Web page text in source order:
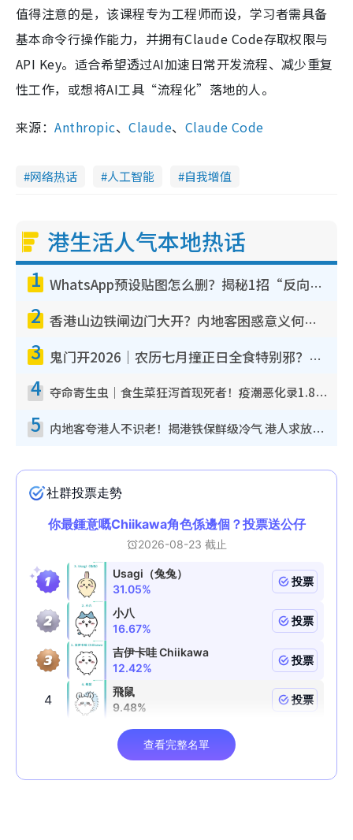
值得注意的是，该课程专为工程师而设，学习者需具备
基本命令行操作能力，并拥有Claude Code存取权限与
API Key。适合希望透过AI加速日常开发流程、减少重复
性工作，或想将AI工具“流程化”落地的人。
来源：Anthropic、Claude、 Claude Code
网络热话 人工智能 自我增值
港生活人气本地热话
1 WhatsApp预设贴图怎么删？揭秘1招“反向操作”还原简洁界面 附3步实测教程
2 香港山边铁闸边门大开？内地客困惑意义何在！网友神回复：这种叫法理性防御
3 鬼门开2026｜农历七月撞正日全食特别邪？专家警告切忌做一事！揭4大禁忌+2招保平安
4 夺命寄生虫｜食生菜狂泻首现死者！疫潮恶化录1.8万宗病例 揭洗菜3大谬误
5 内地客夸港人不识老！揭港铁保鲜级冷气 港人求放过：别投诉